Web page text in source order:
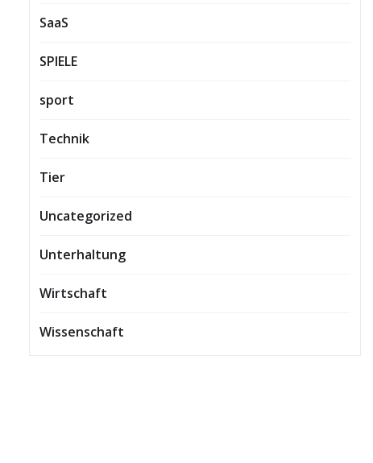
SaaS
SPIELE
sport
Technik
Tier
Uncategorized
Unterhaltung
Wirtschaft
Wissenschaft